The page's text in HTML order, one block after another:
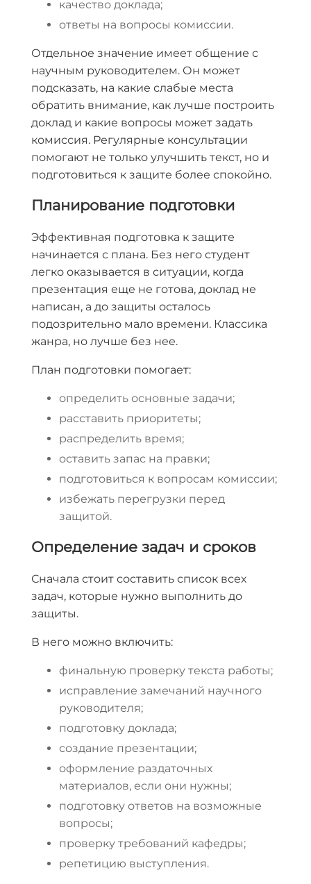
качество доклада;
ответы на вопросы комиссии.
Отдельное значение имеет общение с
научным руководителем. Он может
подсказать, на какие слабые места
обратить внимание, как лучше построить
доклад и какие вопросы может задать
комиссия. Регулярные консультации
помогают не только улучшить текст, но и
подготовиться к защите более спокойно.
Планирование подготовки
Эффективная подготовка к защите
начинается с плана. Без него студент
легко оказывается в ситуации, когда
презентация еще не готова, доклад не
написан, а до защиты осталось
подозрительно мало времени. Классика
жанра, но лучше без нее.
План подготовки помогает:
определить основные задачи;
расставить приоритеты;
распределить время;
оставить запас на правки;
подготовиться к вопросам комиссии;
избежать перегрузки перед
защитой.
Определение задач и сроков
Сначала стоит составить список всех
задач, которые нужно выполнить до
защиты.
В него можно включить:
финальную проверку текста работы;
исправление замечаний научного
руководителя;
подготовку доклада;
создание презентации;
оформление раздаточных
материалов, если они нужны;
подготовку ответов на возможные
вопросы;
проверку требований кафедры;
репетицию выступления.